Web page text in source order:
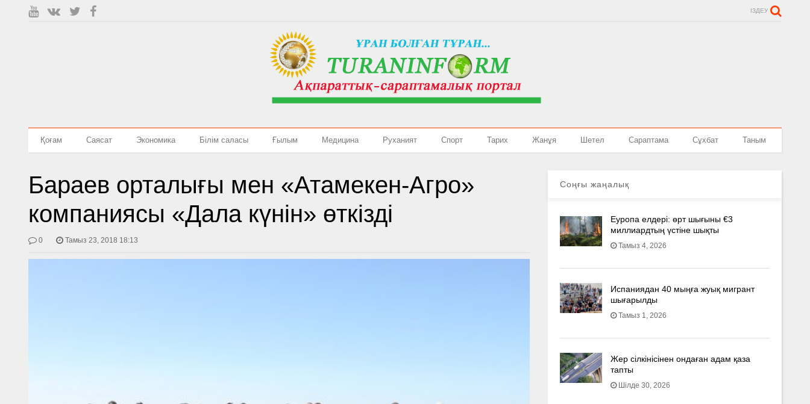
ІЗДЕУ
Қоғам Саясат Экономика Білім саласы Ғылым Медицина Руханият Спорт Тарих Жанұя Шетел Сараптама Сұхбат Таным
Бараев орталығы мен «Атамекен-Агро»
компаниясы «Дала күнін» өткізді
0 Тамыз 23, 2018 18:13
Соңғы жаңалық
Еуропа елдері: өрт шығыны €3
миллиардтың үстіне шықты
Тамыз 4, 2026
Испаниядан 40 мыңға жуық мигрант
шығарылды
Тамыз 1, 2026
Жер сілкінісінен ондаған адам қаза
тапты
Шілде 30, 2026